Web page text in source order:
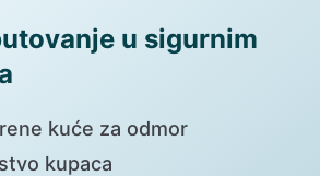
u sigurnim
kuće za odmor
kupaca